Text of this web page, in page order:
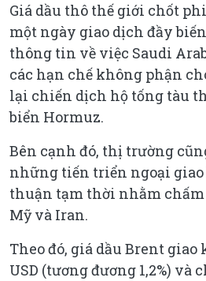
Giá dầu thô thế giới chốt
một ngày giao dịch đầy
thông tin về việc Saudi
các hạn chế không phận
lại chiến dịch hộ tống tàu
biển Hormuz.
Bên cạnh đó, thị trường
những tiến triển ngoại
thuận tạm thời nhằm
Mỹ và Iran.
Theo đó, giá dầu Brent giao
USD (tương đương 1,2%) và